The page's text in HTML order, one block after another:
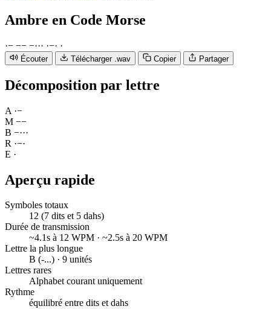
Ambre en Code Morse
·− −− −··· ·−· ·
Écouter Télécharger .wav Copier Partager
Décomposition par lettre
A ·−
M −−
B −···
R ·−·
E ·
Aperçu rapide
Symboles totaux
12 (7 dits et 5 dahs)
Durée de transmission
~4.1s à 12 WPM · ~2.5s à 20 WPM
Lettre la plus longue
B (-...) · 9 unités
Lettres rares
Alphabet courant uniquement
Rythme
équilibré entre dits et dahs